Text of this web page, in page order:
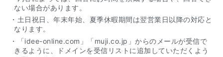
ない場合があります。
・土日祝日、年末年始、夏季休暇期間は翌営業日以降の対応と
なります。
・「idee-online.com」「muji.co.jp」からのメールが受信で
きるように、ドメインを受信リストに追加していただくよう